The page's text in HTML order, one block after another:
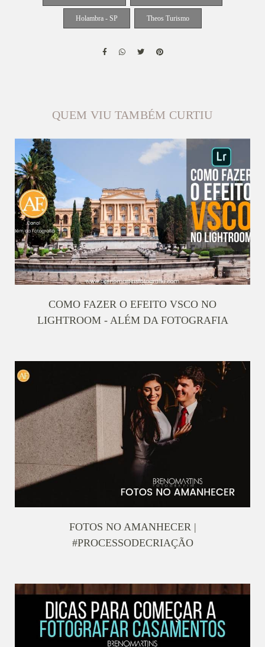
Holambra - SP Theos Turismo
QUEM VIU TAMBÉM CURTIU
COMO FAZER O EFEITO VSCO NO
LIGHTROOM - ALÉM DA FOTOGRAFIA
FOTOS NO AMANHECER |
#PROCESSODECRIAÇÃO